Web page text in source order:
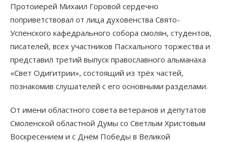
Протоиерей Михаил Горовой сердечно
поприветствовал от лица духовенства Свято-
Успенского кафедрального собора смолян, студентов,
писателей, всех участников Пасхального торжества и
представил третий выпуск православного альманаха
«Свет Одигитрии», состоящий из трёх частей,
познакомив слушателей с его основными разделами.
От имени областного совета ветеранов и депутатов
Смоленской областной Думы со Светлым Христовым
Воскресением и с Днём Победы в Великой